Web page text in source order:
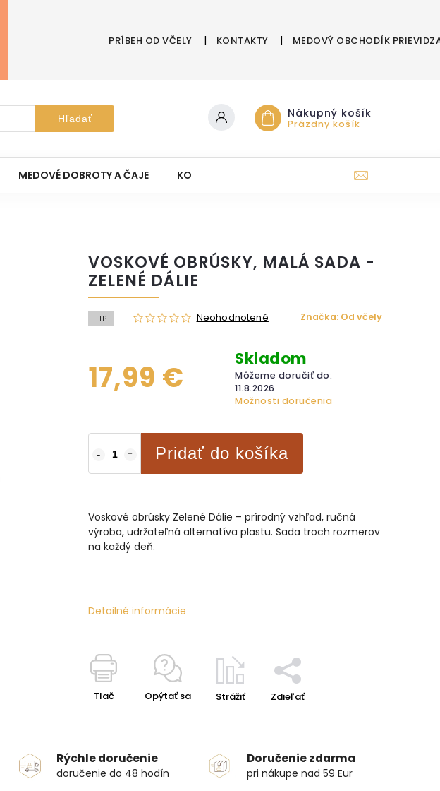
PRÍBEH OD VČELY KONTAKTY MEDOVÝ OBCHODÍK
Hľadať Nákupný košík
Prázdny košík
MEDOVÉ DOBROTY A ČAJE KOZMETIKA Z ÚĽA DARČEKOVÉ POUKAZY
VOSKOVÉ OBRÚSKY, MALÁ SADA -
ZELENÉ DÁLIE
TIP Neohodnotené Značka: Od včely
17,99 €
Skladom
Môžeme doručiť do:
11.8.2026
Možnosti doručenia
Pridať do košíka
Voskové obrúsky Zelené Dálie – prírodný vzhľad, ručná
výroba, udržateľná alternatíva plastu. Sada troch rozmerov
na každý deň.
Detailné informácie
Tlač Opýtať sa Strážiť Zdieľať
Rýchle doručenie
doručenie do 48 hodín
Doručenie zdarma
pri nákupe nad 59 Eur